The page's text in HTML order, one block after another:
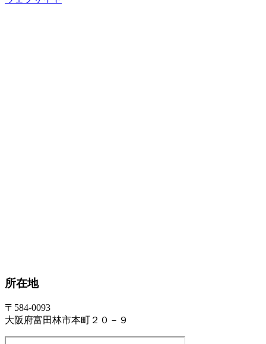
所在地
〒584-0093
大阪府富田林市本町２０－９